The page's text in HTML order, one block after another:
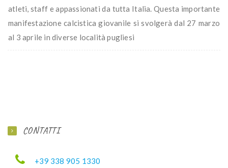
atleti, staff e appassionati da tutta Italia. Questa importante
manifestazione calcistica giovanile si svolgerà dal 27 marzo
al 3 aprile in diverse località pugliesi
CONTATTI
+39 338 905 1330